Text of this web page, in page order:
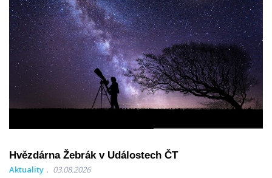
Hvězdárna Žebrák v Událostech ČT
Aktuality 03.08.2026